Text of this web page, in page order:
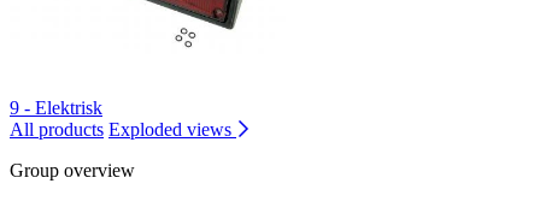
9 - Elektrisk
All products Exploded views
Group overview